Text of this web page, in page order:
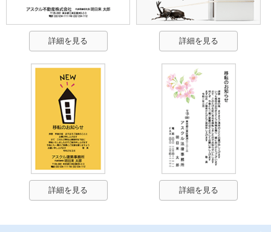
詳細を見る 詳細を見る
詳細を見る 詳細を見る